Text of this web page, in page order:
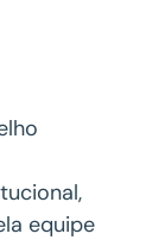
equipe